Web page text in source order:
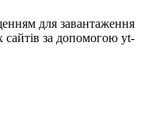
для завантаження
сайтів за допомогою yt-